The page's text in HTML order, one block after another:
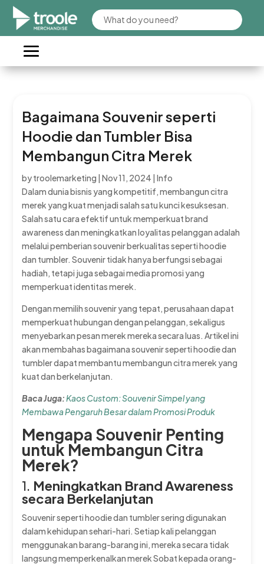
Bagaimana Souvenir seperti
Hoodie dan Tumbler Bisa
Membangun Citra Merek
bytroolemarketing |Nov 11, 2024 |Info
Dalam dunia bisnis yang kompetitif, membangun citra
merek yang kuat menjadi salah satu kunci kesuksesan.
Salah satu cara efektif untuk memperkuat brand
awareness dan meningkatkan loyalitas pelanggan adalah
melalui pemberian souvenir berkualitas seperti hoodie
dan tumbler. Souvenir tidak hanya berfungsi sebagai
hadiah, tetapi juga sebagai media promosi yang
memperkuat identitas merek.
Dengan memilih souvenir yang tepat, perusahaan dapat
memperkuat hubungan dengan pelanggan, sekaligus
menyebarkan pesan merek mereka secara luas. Artikel ini
akan membahas bagaimana souvenir seperti hoodie dan
tumbler dapat membantu membangun citra merek yang
kuat dan berkelanjutan.
Baca Juga:Kaos Custom: Souvenir Simpel yang
Membawa Pengaruh Besar dalam Promosi Produk
Mengapa Souvenir Penting
untuk Membangun Citra
Merek?
1. Meningkatkan Brand Awareness
secara Berkelanjutan
Souvenir seperti hoodie dan tumbler sering digunakan
dalam kehidupan sehari-hari. Setiap kali pelanggan
menggunakan barang-barang ini, mereka secara tidak
langsung memperkenalkan merek Sobat kepada orang-